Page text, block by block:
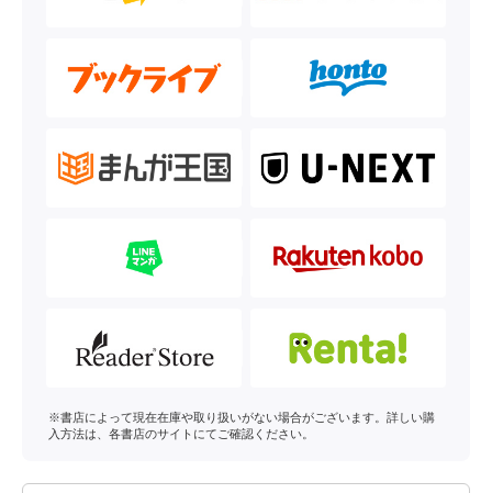
※書店によって現在在庫や取り扱いがない場合がございます。詳しい購
入方法は、各書店のサイトにてご確認ください。